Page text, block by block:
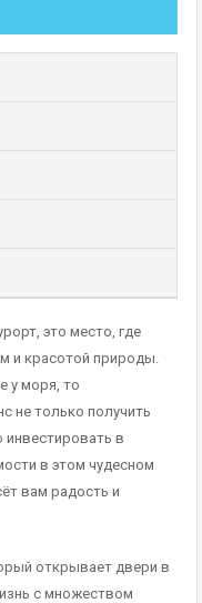
это место, где
и красотой природы.
у моря, то
не только получить
в
в этом чудесном
вам радость и
открывает двери в
с множеством